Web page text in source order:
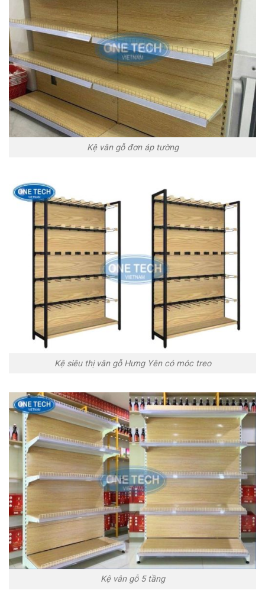
Kệ vân gỗ đơn áp tường
Kệ siêu thị vân gỗ Hưng Yên có móc treo
Kệ vân gỗ 5 tầng